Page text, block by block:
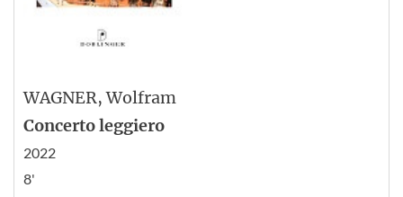
WAGNER, Wolfram
Concerto leggiero
2022
8'